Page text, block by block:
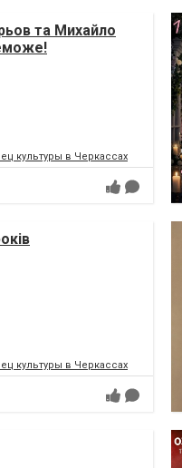
та Михайло
культуры в Черкассах
культуры в Черкассах